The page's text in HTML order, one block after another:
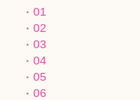
01
02
03
04
05
06